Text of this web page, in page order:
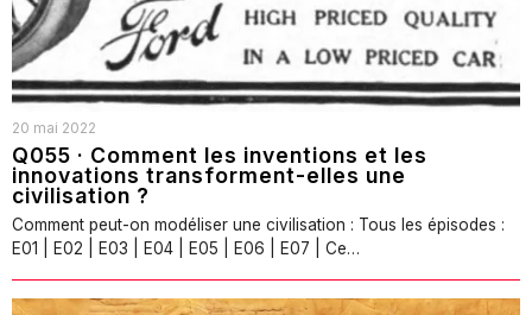
20 mai 2022
Q055 · Comment les inventions et les
innovations transforment-elles une
civilisation ?
Comment peut-on modéliser une civilisation : Tous les épisodes :
E01 | E02 | E03 | E04 | E05 | E06 | E07 | Ce…